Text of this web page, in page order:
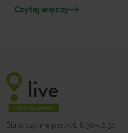
krajach, a w Polsce uznaje go
Spraw Zagranicznych. W Live
Czytaj więcej
Biuro czynne pon.-pt. 8:30–16:30